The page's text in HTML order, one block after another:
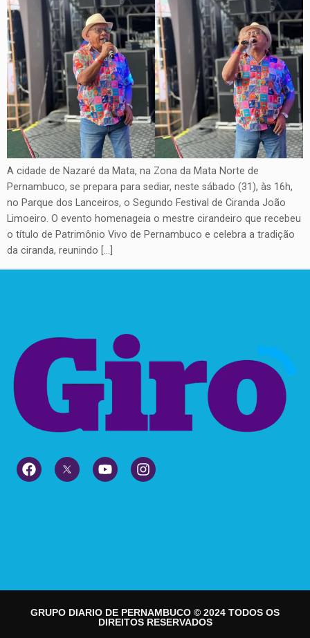
A cidade de Nazaré da Mata, na Zona da Mata Norte de
Pernambuco, se prepara para sediar, neste sábado (31), às 16h,
no Parque dos Lanceiros, o Segundo Festival de Ciranda João
Limoeiro. O evento homenageia o mestre cirandeiro que recebeu
o título de Patrimônio Vivo de Pernambuco e celebra a tradição
da ciranda, reunindo […]
GRUPO DIARIO DE PERNAMBUCO © 2024 TODOS OS
DIREITOS RESERVADOS